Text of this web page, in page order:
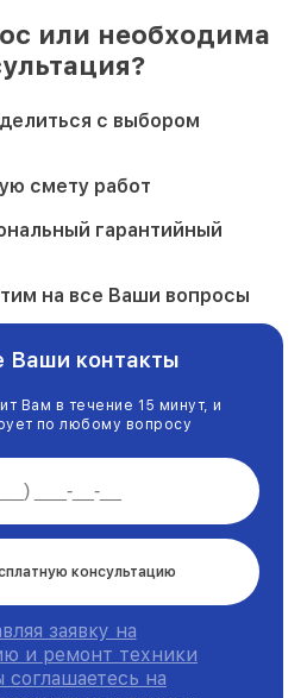
или необходима
с выбором
смету работ
гарантийный
на все Ваши вопросы
Ваши контакты
Вам в течение 15 минут, и
по любому вопросу
консультацию
заявку на
и ремонт техники
на